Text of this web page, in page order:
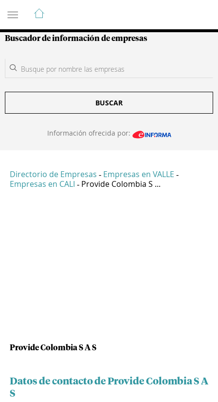
Guía de Empresas Colombianas
Buscador de información de empresas
BUSCAR
Información ofrecida por:
Directorio de Empresas - Empresas en VALLE -
Empresas en CALI - Provide Colombia S ...
Provide Colombia S A S
Datos de contacto de Provide Colombia S A
S